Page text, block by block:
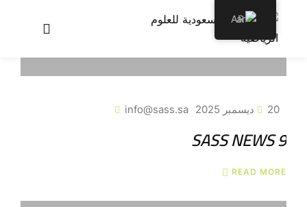
عن الأكاديمية
برامجنا 20 ديسمبر 2025 info@sass.sa
SASS NEWS 9
READ MORE
AR